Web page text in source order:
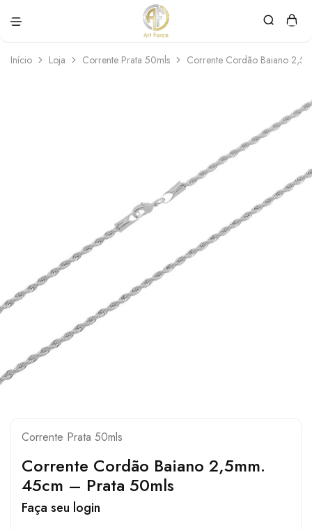
Force
personalizadas
Início Loja Corrente Prata 50mls Corrente Cordão Baiano
Corrente Prata 50mls
Corrente Cordão Baiano 2,5mm.
45cm – Prata 50mls
Faça seu login